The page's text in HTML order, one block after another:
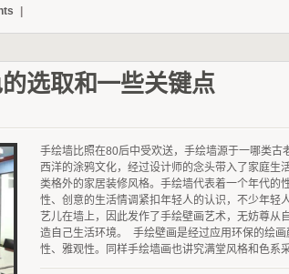
|
选取和一些关键点
手绘墙比照在80后中受欢送，手绘墙源于一哪类古
西洋的涂鸦文化，经过设计师的念头带入了家庭生
类格外的家居装修风格。手绘墙代表着一个年代的
性、创意的生活情调紧扣年轻人的认识，不少年轻
艺儿在墙上，因此发作了手绘壁画艺术，无妨尊从
造自己生活环境。 手绘壁画是经过应用环保的绘
性、雅观性。同样手绘墙画也讲究满堂风格和色系采